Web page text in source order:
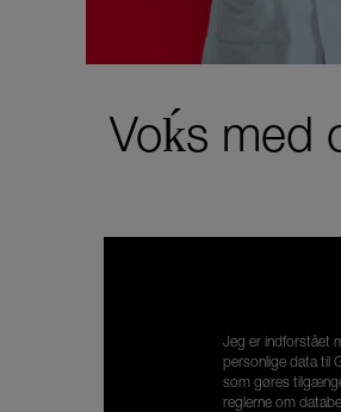
Voḱs med
Jeg er indforstået
personlige data til
som gøres
reglerne om